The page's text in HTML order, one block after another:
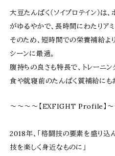
大豆たんぱく（ソイプロテイン）は
がゆるやかで、長時間にわたりア
そのため、短時間での栄養補給よ
シーンに最適。
腹持ちの良さも特長で、トレーニ
食や就寝前のたんぱく質補給にも
～～～～【EXFIGHT Profile】
2018年、「格闘技の要素を盛り込
技を楽しく身近なものに」